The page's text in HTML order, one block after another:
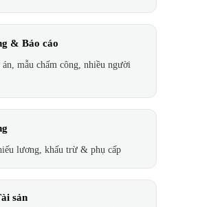
& Báo cáo
mẫu chấm công, nhiều người
lương, khấu trừ & phụ cấp
sản